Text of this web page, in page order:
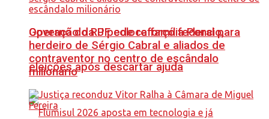
Governo do RJ pede reforço federal para
eleições após descartar ajuda
Operação da PF coloca família Poncio,
herdeiro de Sérgio Cabral e aliados de
contraventor no centro de escândalo
milionário